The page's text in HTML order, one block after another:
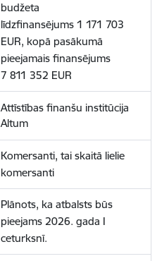
budžeta
līdzfinansējums 1 171 703
EUR, kopā pasākumā
pieejamais finansējums
7 811 352 EUR
Attīstības finanšu institūcija
Altum
Komersanti, tai skaitā lielie
komersanti
Plānots, ka atbalsts būs
pieejams 2026. gada I
ceturksnī.